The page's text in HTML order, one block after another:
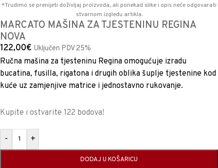
*Trudimo se prenijeti doživljaj proizvoda, ali ponekad slike i opis neće odgovarati
stvarnom izgledu artikla.
MARCATO MAŠINA ZA TJESTENINU REGINA
NOVA
122,00€ Uključen PDV 25%
Ručna mašina za tjesteninu Regina omogućuje izradu
bucatina, fusilla, rigatona i drugih oblika šuplje tjestenine kod
kuće uz zamjenjive matrice i jednostavno rukovanje.
Kupite i ostvarite 122 bodova!
- +
DODAJ U KOŠARICU